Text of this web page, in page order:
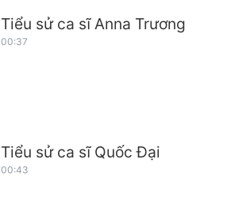
Tiểu sử ca sĩ Anna Trương
00:37
Tiểu sử ca sĩ Quốc Đại
00:43